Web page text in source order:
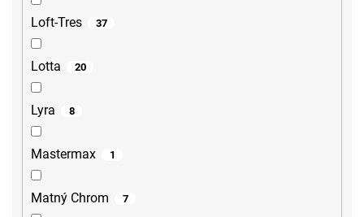
Loft-Tres 37
Lotta 20
Lyra 8
Mastermax 1
Matný Chrom 7